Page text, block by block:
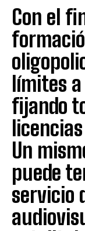
Con el
límites
fijando
Un
puede
servicio